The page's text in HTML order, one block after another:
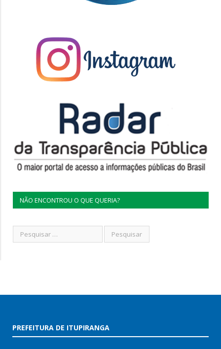
NÃO ENCONTROU O QUE QUERIA?
PREFEITURA DE ITUPIRANGA